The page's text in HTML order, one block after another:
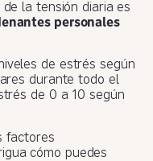
la tensión diaria es
personales
de estrés según
durante todo el
de 0 a 10 según
factores
cómo puedes